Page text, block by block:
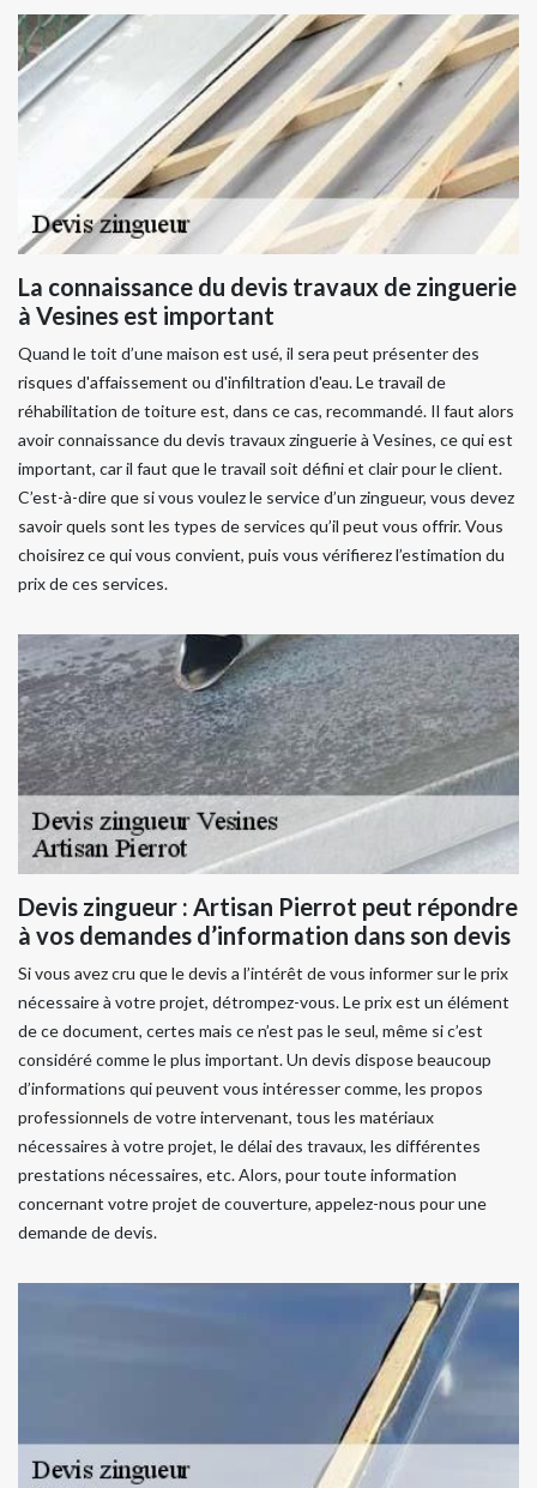
La connaissance du devis travaux de zinguerie
à Vesines est important
Quand le toit d’une maison est usé, il sera peut présenter des
risques d'affaissement ou d'infiltration d'eau. Le travail de
réhabilitation de toiture est, dans ce cas, recommandé. Il faut alors
avoir connaissance du devis travaux zinguerie à Vesines, ce qui est
important, car il faut que le travail soit défini et clair pour le client.
C’est-à-dire que si vous voulez le service d’un zingueur, vous devez
savoir quels sont les types de services qu’il peut vous offrir. Vous
choisirez ce qui vous convient, puis vous vérifierez l’estimation du
prix de ces services.
Devis zingueur : Artisan Pierrot peut répondre
à vos demandes d’information dans son devis
Si vous avez cru que le devis a l’intérêt de vous informer sur le prix
nécessaire à votre projet, détrompez-vous. Le prix est un élément
de ce document, certes mais ce n’est pas le seul, même si c’est
considéré comme le plus important. Un devis dispose beaucoup
d’informations qui peuvent vous intéresser comme, les propos
professionnels de votre intervenant, tous les matériaux
nécessaires à votre projet, le délai des travaux, les différentes
prestations nécessaires, etc. Alors, pour toute information
concernant votre projet de couverture, appelez-nous pour une
demande de devis.